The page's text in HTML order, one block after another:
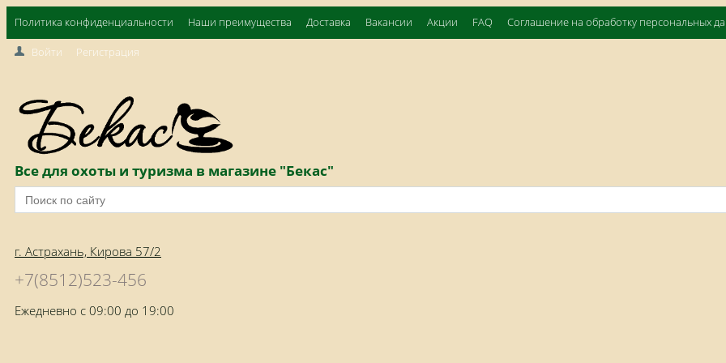
Политика конфиденциальности Наши преимущества Доставка Вакансии Акции FAQ Соглашение на обработку персональных
Войти Регистрация
Все для охоты и туризма в магазине "Бекас"
г. Астрахань, Кирова 57/2
+7(8512)523-456
Ежедневно с 09:00 до 19:00